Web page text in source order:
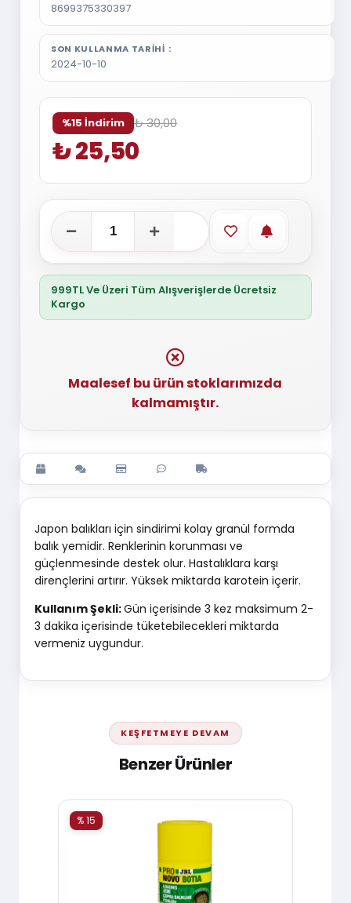
8699375330397
SON KULLANMA TARIHI
2024-10-10
%15 İndirim ₺ 30,00
₺ 25,50
Favorilere ekle
Stoğa
999TL Ve Üzeri Tüm Alışverişlerde Ücretsiz
Kargo
Maalesef bu ürün stoklarımızda
kalmamıştır.
Japon balıkları için sindirimi kolay granül formda
balık yemidir. Renklerinin korunması ve
güçlenmesinde destek olur. Hastalıklara karşı
dirençlerini artırır. Yüksek miktarda karotein içerir.
Kullanım Şekli:Gün içerisinde 3 kez maksimum 2-
3 dakika içerisinde tüketebilecekleri miktarda
vermeniz uygundur.
KEŞFETMEYE DEVAM
Benzer Ürünler
% 15